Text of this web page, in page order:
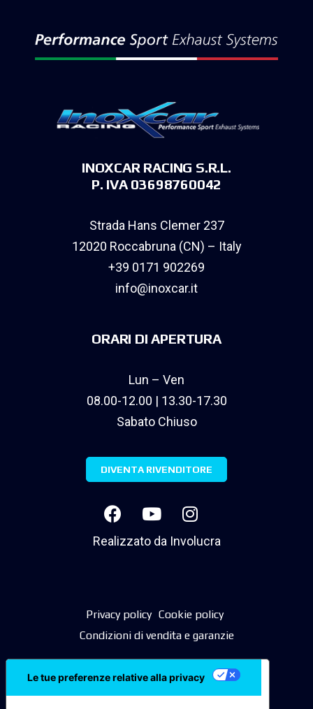
INOXCAR RACING S.R.L.
P. IVA 03698760042
Strada Hans Clemer 237
12020 Roccabruna (CN) – Italy
+39 0171 902269
info@inoxcar.it
ORARI DI APERTURA
Lun – Ven
08.00-12.00 | 13.30-17.30
Sabato Chiuso
DIVENTA RIVENDITORE
Realizzato da Involucra
Privacy policy Cookie policy
Condizioni di vendita e garanzie
Le tue preferenze relative alla privacy